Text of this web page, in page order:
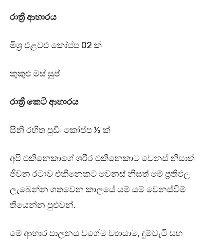
රාත්‍රී ආහාරය
මිශ්‍ර එළවළු කෝප්ප 02 ක්
කුකුළු මස් සුප්
රාත්‍රී කෙටි ආහාරය
සීනි රහිත පුඩිං කෝප්ප ½ ක්
අපි එකිනෙකාගේ ශරීර එකිනෙකාට වෙනස් නිසාත්
ජීවන රටාව එකිනෙකට වෙනස් නිසත් මේ ප්‍රතිඵල
ලැබෙන්න ගතවෙන කාලයේ යම් යම් වෙනස්වීම්
තියෙන්න පුළුවන්.
මේ ආහාර පාලනය වගේම ව්‍යායාම, දුම්වැටි සහ